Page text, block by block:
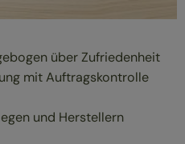
über Zufriedenheit
mit Auftragskontrolle
und Herstellern